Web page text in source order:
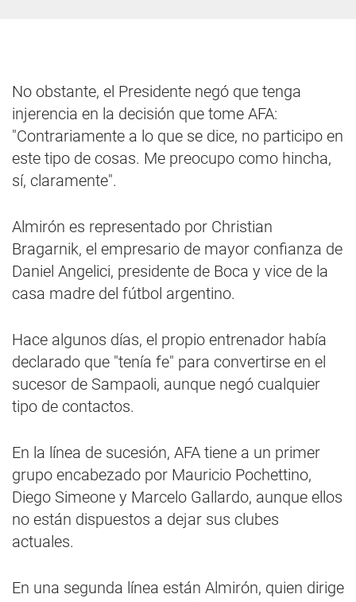
No obstante, el Presidente negó que tenga
injerencia en la decisión que tome AFA:
"Contrariamente a lo que se dice, no participo en
este tipo de cosas. Me preocupo como hincha,
sí, claramente".
Almirón es representado por Christian
Bragarnik, el empresario de mayor confianza de
Daniel Angelici, presidente de Boca y vice de la
casa madre del fútbol argentino.
Hace algunos días, el propio entrenador había
declarado que "tenía fe" para convertirse en el
sucesor de Sampaoli, aunque negó cualquier
tipo de contactos.
En la línea de sucesión, AFA tiene a un primer
grupo encabezado por Mauricio Pochettino,
Diego Simeone y Marcelo Gallardo, aunque ellos
no están dispuestos a dejar sus clubes
actuales.
En una segunda línea están Almirón, quien dirige